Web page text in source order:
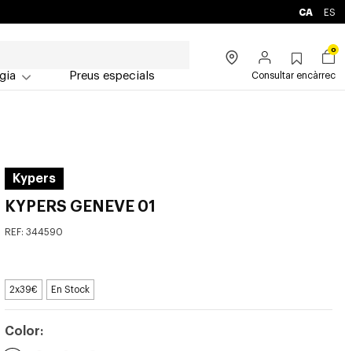
CA ES
Preus especials
0
Consultar encàrrec
Kypers
KYPERS GENEVE 01
REF: 344590
2x39€ En Stock
Color: